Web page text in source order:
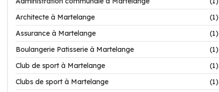
Architecte à Martelange
(1)
Assurance à Martelange
(1)
Boulangerie Patisserie à Martelange
(1)
Club de sport à Martelange
(1)
Clubs de sport à Martelange
(1)